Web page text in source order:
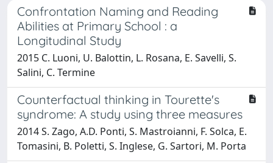
Confrontation Naming and Reading
Abilities at Primary School : a
Longitudinal Study
2015 C. Luoni, U. Balottin, L. Rosana, E. Savelli, S.
Salini, C. Termine
Counterfactual thinking in Tourette's
syndrome: A study using three measures
2014 S. Zago, A.D. Ponti, S. Mastroianni, F. Solca, E.
Tomasini, B. Poletti, S. Inglese, G. Sartori, M. Porta